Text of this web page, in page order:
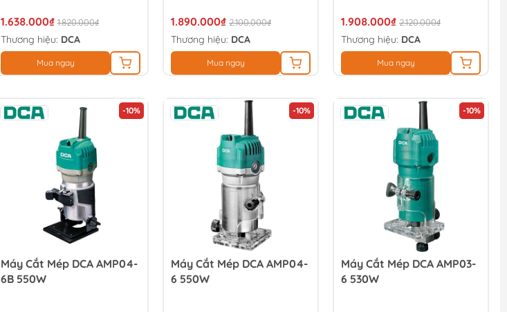
1.638.000₫ 1.820.000₫
Thương hiệu: DCA
Mua ngay
1.890.000₫ 2.100.000₫
Thương hiệu: DCA
Mua ngay
1.908.000₫ 2.120.000₫
Thương hiệu: DCA
Mua ngay
-10%
Máy Cắt Mép DCA AMP04-
6B 550W
-10%
Máy Cắt Mép DCA AMP04-
6 550W
-10%
Máy Cắt Mép DCA AMP03-
6 530W